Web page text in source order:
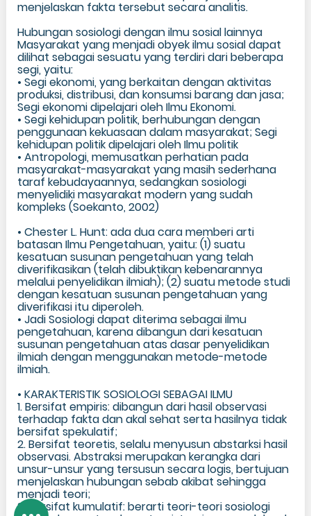
menjelaskan fakta tersebut secara analitis.
Hubungan sosiologi dengan ilmu sosial lainnya
Masyarakat yang menjadi obyek ilmu sosial dapat
dilihat sebagai sesuatu yang terdiri dari beberapa
segi, yaitu:
• Segi ekonomi, yang berkaitan dengan aktivitas
produksi, distribusi, dan konsumsi barang dan jasa;
Segi ekonomi dipelajari oleh Ilmu Ekonomi.
• Segi kehidupan politik, berhubungan dengan
penggunaan kekuasaan dalam masyarakat; Segi
kehidupan politik dipelajari oleh Ilmu politik
• Antropologi, memusatkan perhatian pada
masyarakat-masyarakat yang masih sederhana
taraf kebudayaannya, sedangkan sosiologi
menyelidiki masyarakat modern yang sudah
kompleks (Soekanto, 2002)
• Chester L. Hunt: ada dua cara memberi arti
batasan Ilmu Pengetahuan, yaitu: (1) suatu
kesatuan susunan pengetahuan yang telah
diverifikasikan (telah dibuktikan kebenarannya
melalui penyelidikan ilmiah); (2) suatu metode studi
dengan kesatuan susunan pengetahuan yang
diverifikasi itu diperoleh.
• Jadi Sosiologi dapat diterima sebagai ilmu
pengetahuan, karena dibangun dari kesatuan
susunan pengetahuan atas dasar penyelidikan
ilmiah dengan menggunakan metode-metode
ilmiah.
• KARAKTERISTIK SOSIOLOGI SEBAGAI ILMU
1. Bersifat empiris: dibangun dari hasil observasi
terhadap fakta dan akal sehat serta hasilnya tidak
bersifat spekulatif;
2. Bersifat teoretis, selalu menyusun abstarksi hasil
observasi. Abstraksi merupakan kerangka dari
unsur-unsur yang tersusun secara logis, bertujuan
menjelaskan hubungan sebab akibat sehingga
menjadi teori;
3. Bersifat kumulatif: berarti teori-teori sosiologi